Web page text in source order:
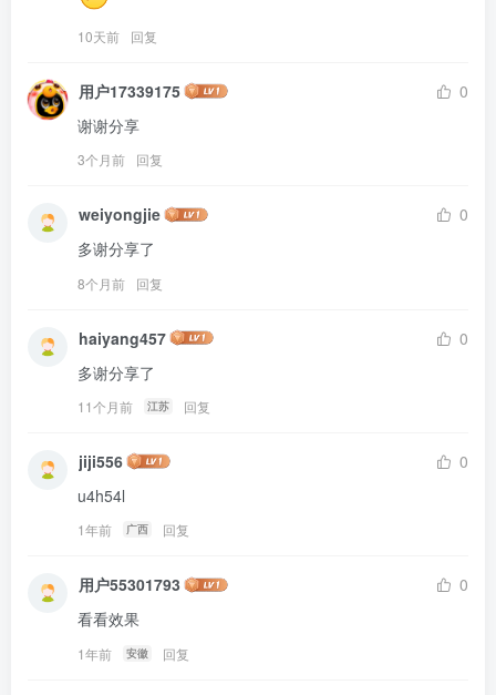
10天前 回复
用户17339175
0
谢谢分享
3个月前 回复
weiyongjie
0
多谢分享了
8个月前 回复
haiyang457
0
多谢分享了
11个月前 江苏 回复
jiji556
0
u4h54l
1年前 广西 回复
用户55301793
0
看看效果
1年前 安徽 回复